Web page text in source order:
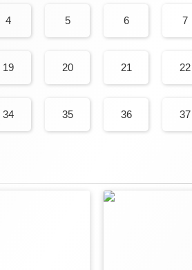
4 5 6 7
19 20 21 22
34 35 36 37